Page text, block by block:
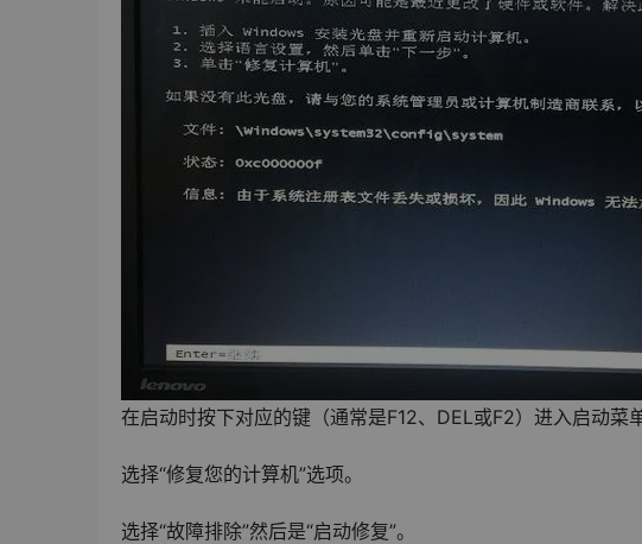
在启动时按下对应的键（通常是F12、DEL或F2）进入启动菜
选择“修复您的计算机”选项。
选择“故障排除”然后是“启动修复”。